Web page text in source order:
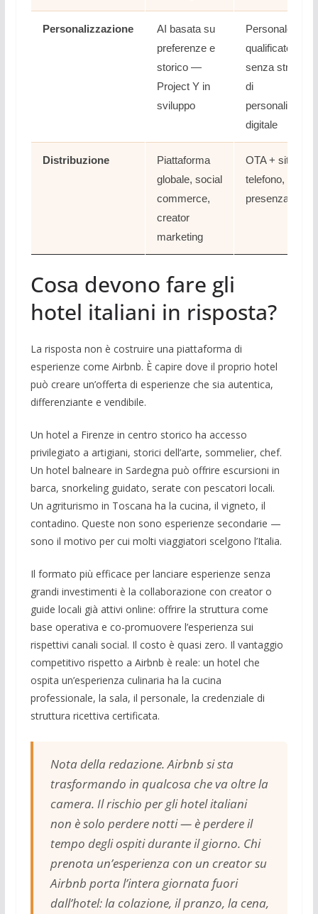
Personalizzazione
AI basata su
preferenze e
storico —
Project Y in
sviluppo
Personale
qualificato ma
senza
di
digitale
Distribuzione
Piattaforma
globale, social
commerce,
creator
marketing
OTA + sito +
telefono,
presenza social
Cosa devono fare gli
hotel italiani in risposta?
La risposta non è costruire una piattaforma di
esperienze come Airbnb. È capire dove il proprio hotel
può creare un’offerta di esperienze che sia autentica,
differenziante e vendibile.
Un hotel a Firenze in centro storico ha accesso
privilegiato a artigiani, storici dell’arte, sommelier, chef.
Un hotel balneare in Sardegna può offrire escursioni in
barca, snorkeling guidato, serate con pescatori locali.
Un agriturismo in Toscana ha la cucina, il vigneto, il
contadino. Queste non sono esperienze secondarie —
sono il motivo per cui molti viaggiatori scelgono l’Italia.
Il formato più efficace per lanciare esperienze senza
grandi investimenti è la collaborazione con creator o
guide locali già attivi online: offrire la struttura come
base operativa e co-promuovere l’esperienza sui
rispettivi canali social. Il costo è quasi zero. Il vantaggio
competitivo rispetto a Airbnb è reale: un hotel che
ospita un’esperienza culinaria ha la cucina
professionale, la sala, il personale, la credenziale di
struttura ricettiva certificata.
Nota della redazione. Airbnb si sta
trasformando in qualcosa che va oltre la
camera. Il rischio per gli hotel italiani
non è solo perdere notti — è perdere il
tempo degli ospiti durante il giorno. Chi
prenota un’esperienza con un creator su
Airbnb porta l’intera giornata fuori
dall’hotel: la colazione, il pranzo, la cena,